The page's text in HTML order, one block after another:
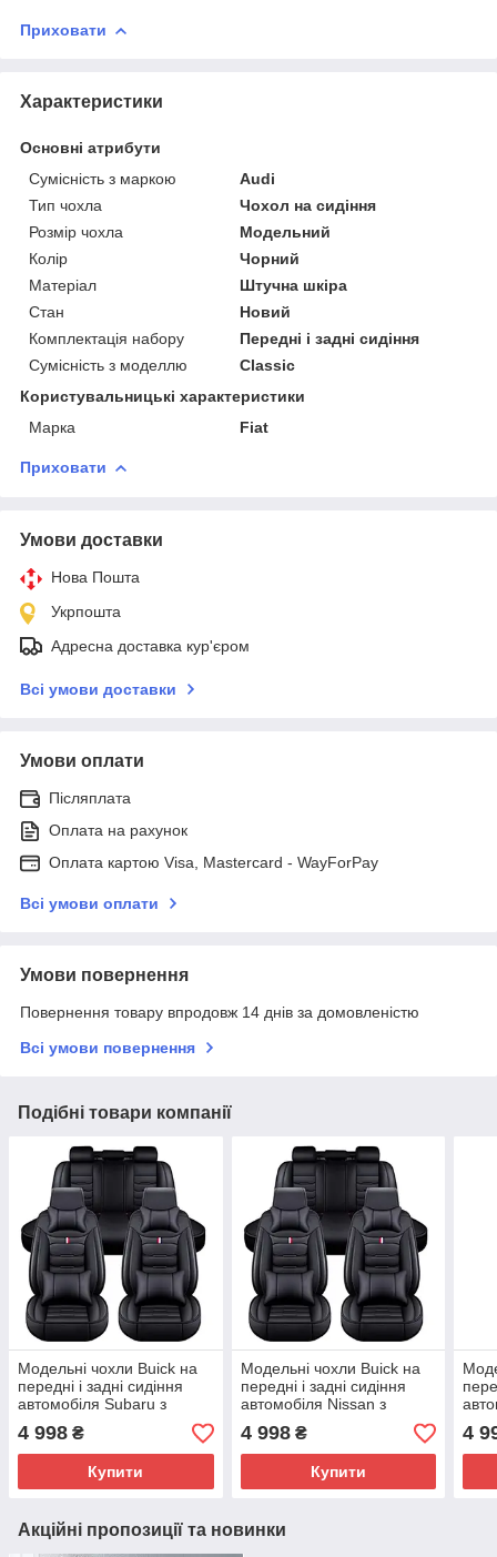
Приховати
Характеристики
Основні атрибути
Сумісність з маркою
Audi
Тип чохла
Чохол на сидіння
Розмір чохла
Модельний
Колір
Чорний
Матеріал
Штучна шкіра
Стан
Новий
Комплектація набору
Передні і задні сидіння
Сумісність з моделлю
Classic
Користувальницькі характеристики
Марка
Fiat
Приховати
Умови доставки
Нова Пошта
Укрпошта
Адресна доставка кур'єром
Всі умови доставки
Умови оплати
Післяплата
Оплата на рахунок
Оплата картою Visa, Mastercard - WayForPay
Всі умови оплати
Умови повернення
Повернення товару впродовж 14 днів за домовленістю
Всі умови повернення
Подібні товари компанії
Модельні чохли Buick на
передні і задні сидіння
автомобіля Subaru з
подушками
4 998 ₴
Купити
Модельні чохли Buick на
передні і задні сидіння
автомобіля Nissan з
подушками
4 998₴
Купити
4
Акційні пропозиції та новинки